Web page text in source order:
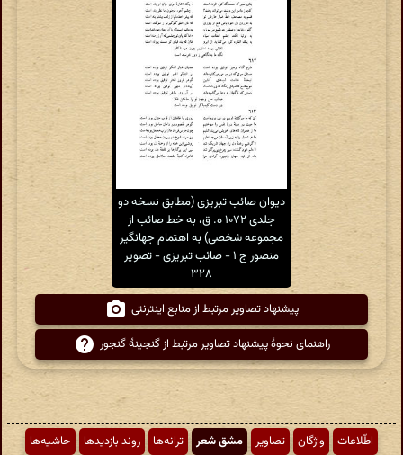
دیوان صائب تبریزی (مطابق نسخه دو
جلدی ۱۰۷۲ ه. ق، به خط صائب از
مجموعه شخصی) به اهتمام جهانگیر
منصور ج ۱ - صائب تبریزی - تصویر
۳۲۸
پیشنهاد تصاویر مرتبط از منابع اینترنتی
راهنمای نحوهٔ پیشنهاد تصاویر مرتبط از گنجینهٔ گنجور
اطّلاعات واژگان تصاویر مشق شعر ترانه‌ها روند بازدیدها
حاشیه‌ها